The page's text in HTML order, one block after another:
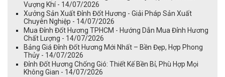
Vượng Khí - 14/07/2026
Xưởng Sản Xuất Đỉnh Đốt Hương - Giải Pháp Sản Xuất
Chuyên Nghiệp - 14/07/2026
Mua Đỉnh Đốt Hương TPHCM - Hướng Dẫn Mua Đỉnh Hương
Chất Lượng - 14/07/2026
Bảng Giá Đỉnh Đốt Hương Mới Nhất – Bền Đẹp, Hợp Phong
Thủy - 14/07/2026
Đỉnh Đốt Hương Chống Gió: Thiết Kế Bền Bỉ, Phù Hợp Mọi
Không Gian - 14/07/2026